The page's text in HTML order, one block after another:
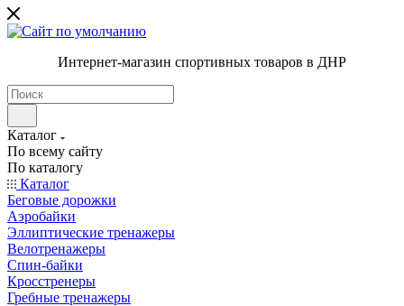
Интернет-магазин спортивных товаров в ДНР
Каталог
По всему сайту
По каталогу
Каталог
Беговые дорожки
Аэробайки
Эллиптические тренажеры
Велотренажеры
Спин-байки
Кросстренеры
Гребные тренажеры